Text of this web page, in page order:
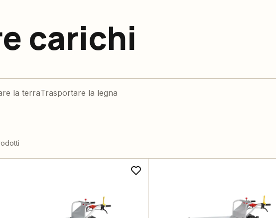
carichi
la terraTrasportare la legna